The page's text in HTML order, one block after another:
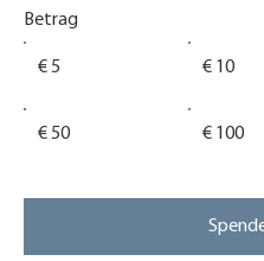
Betrag
€ 5 € 10
€ 50 € 100